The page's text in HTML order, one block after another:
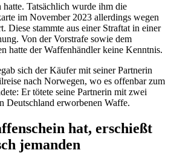
Tatsächlich wurde ihm die
im November 2023 allerdings wegen
Diese stammte aus einer Straftat in einer
Von der Vorstrafe sowie dem
hatte der Waffenhändler keine Kenntnis.
sich der Käufer mit seiner Partnerin
nach Norwegen, wo es offenbar zum
Er tötete seine Partnerin mit zwei
Deutschland erworbenen Waffe.
hat, erschießt
jemanden